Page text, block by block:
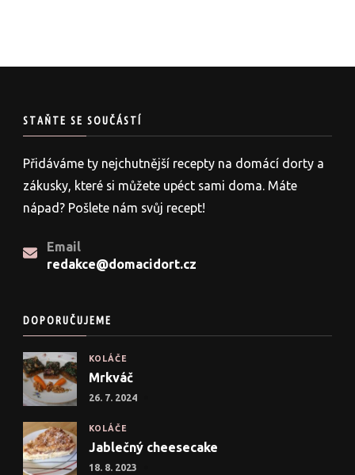
STAŇTE SE SOUČÁSTÍ
Přidáváme ty nejchutnější recepty na domácí dorty a
zákusky, které si můžete upéct sami doma. Máte
nápad? Pošlete nám svůj recept!
Email
redakce@domacidort.cz
DOPORUČUJEME
KOLÁČE
Mrkváč
26. 7. 2024
KOLÁČE
Jablečný cheesecake
18. 8. 2023